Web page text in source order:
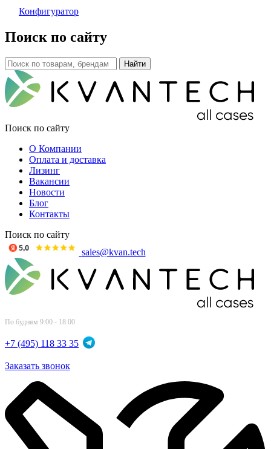
Конфигуратор
Поиск по сайту
Поиск по сайту
О Компании
Оплата и доставка
Лизинг
Вакансии
Новости
Блог
Контакты
Поиск по сайту
sales@kvan.tech
По будням 9:00 - 18:00
+7 (495) 118 33 35
Заказать звонок